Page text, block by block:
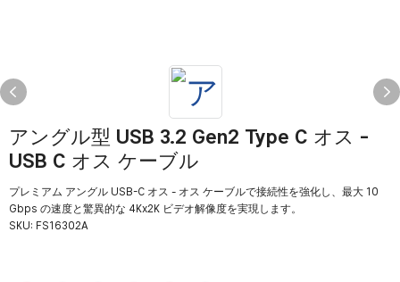
アングル型 USB 3.2 Gen2 Type C オス -
USB C オス ケーブル
プレミアム アングル USB-C オス - オス ケーブルで接続性を強化し、最大 10
Gbps の速度と驚異的な 4Kx2K ビデオ解像度を実現します。
SKU: FS16302A